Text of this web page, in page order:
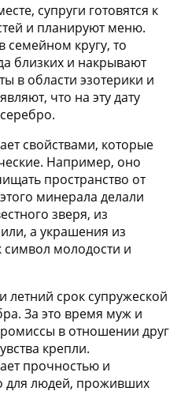
супруги готовятся к
и планируют меню.
семейном кругу, то
близких и накрывают
в области эзотерики и
что на эту дату
свойствами, которые
Например, оно
пространство от
минерала делали
зверя, из
а украшения из
символ молодости и
летний срок супружеской
За это время муж и
в отношении друг
крепли.
прочностью и
для людей, проживших